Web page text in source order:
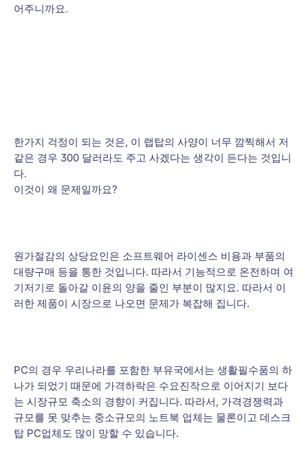
어주니까요.
한가지 걱정이 되는 것은, 이 랩탑의 사양이 너무 깜찍해서 저
같은 경우 300 달러라도 주고 사겠다는 생각이 든다는 것입니
다.
이것이 왜 문제일까요?
원가절감의 상당요인은 소프트웨어 라이센스 비용과 부품의
대량구매 등을 통한 것입니다. 따라서 기능적으로 온전하며 여
기저기로 돌아갈 이윤의 양을 줄인 부분이 많지요. 따라서 이
러한 제품이 시장으로 나오면 문제가 복잡해 집니다.
PC의 경우 우리나라를 포함한 부유국에서는 생활필수품의 하
나가 되었기 때문에 가격하락은 수요진작으로 이어지기 보다
는 시장규모 축소의 경향이 커집니다. 따라서, 가격경쟁력과
규모를 못 맞추는 중소규모의 노트북 업체는 물론이고 데스크
탑 PC업체도 많이 망할 수 있습니다.